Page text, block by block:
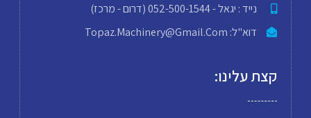
נייד : יגאל - 052-500-1544 (דרום - מרכז)
דוא"ל: Topaz.machinery@gmail.com
קצת עלינו: